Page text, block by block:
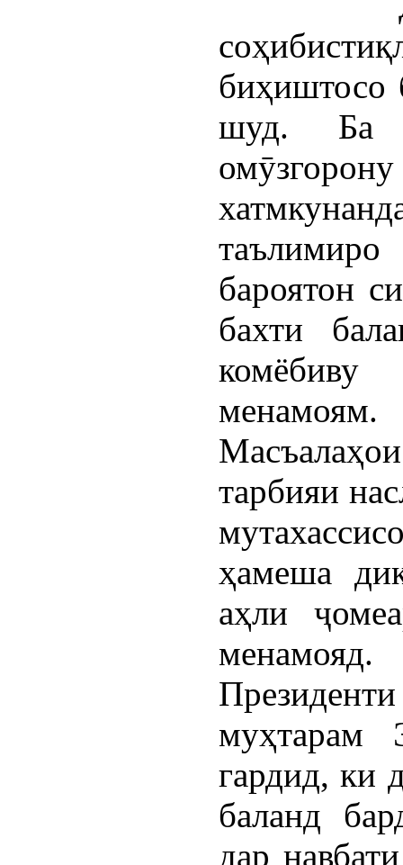
биҳиштосо
шуд. Ба
бароятон
бахти
комёбиву
менамоям.
тарбияи
ҳамеша
аҳли
муҳтарам
гардид, ки
баланд
дар